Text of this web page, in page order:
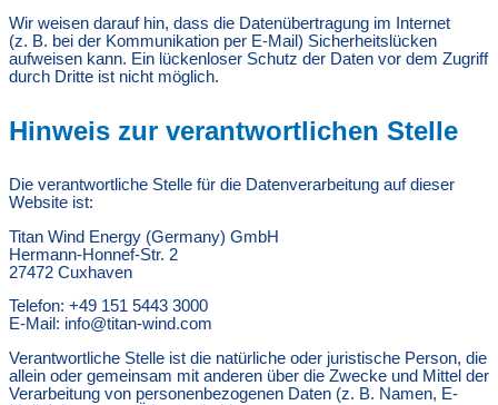
Wir weisen darauf hin, dass die Datenübertragung im Internet
(z. B. bei der Kommunikation per E-Mail) Sicherheitslücken
aufweisen kann. Ein lückenloser Schutz der Daten vor dem Zugriff
durch Dritte ist nicht möglich.
Hinweis zur verantwortlichen Stelle
Die verantwortliche Stelle für die Datenverarbeitung auf dieser
Website ist:
Titan Wind Energy (Germany) GmbH
Hermann-Honnef-Str. 2
27472 Cuxhaven
Telefon: +49 151 5443 3000
E-Mail: info@titan-wind.com
Verantwortliche Stelle ist die natürliche oder juristische Person, die
allein oder gemeinsam mit anderen über die Zwecke und Mittel der
Verarbeitung von personenbezogenen Daten (z. B. Namen, E-